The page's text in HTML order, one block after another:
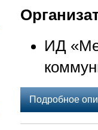
ИД
Подробное